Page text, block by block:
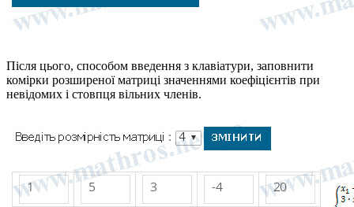
Після цього, способом введення з клавіатури, заповнити
комірки розширеної матриці значеннями коефіцієнтів при
невідомих і стовпця вільних членів.